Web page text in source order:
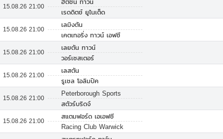
15.08.26 21:00
เรดดิตช์ ยูไนเต็ด
15.08.26 21:00
เลมิงตัน
เคตเทอริ่ง ทาวน์ เอฟซี
15.08.26 21:00
เลยตัน ทาวน์
วอร์เซสเตอร์
15.08.26 21:00
เลสตัน
รูเชล โอลิมปิค
15.08.26 21:00
Peterborough Sports
สตัวร์บริดจ์
15.08.26 21:00
สแตมฟอร์ด เอเอฟซี
Racing Club Warwick